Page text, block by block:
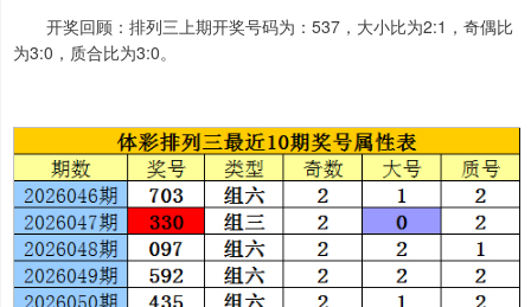
开奖回顾：排列三上期开奖号码为：537，大小比为2:1，奇偶比
为3:0，质合比为3:0。